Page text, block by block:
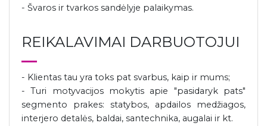
- Švaros ir tvarkos sandėlyje palaikymas.
REIKALAVIMAI DARBUOTOJUI
- Klientas tau yra toks pat svarbus, kaip ir mums;
- Turi motyvacijos mokytis apie "pasidaryk pats"
segmento prakes: statybos, apdailos medžiagos,
interjero detalės, baldai, santechnika, augalai ir kt.